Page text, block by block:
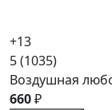
+13
5(1035)
Воздушная
660₽